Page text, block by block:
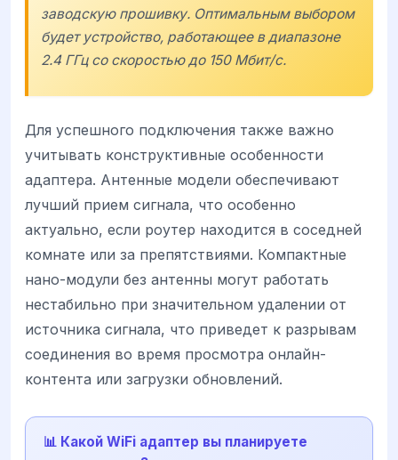
заводскую прошивку. Оптимальным выбором
будет устройство, работающее в диапазоне
2.4 ГГц со скоростью до 150 Мбит/с.
Для успешного подключения также важно
учитывать конструктивные особенности
адаптера. Антенные модели обеспечивают
лучший прием сигнала, что особенно
актуально, если роутер находится в соседней
комнате или за препятствиями. Компактные
нано-модули без антенны могут работать
нестабильно при значительном удалении от
источника сигнала, что приведет к разрывам
соединения во время просмотра онлайн-
контента или загрузки обновлений.
📊 Какой WiFi адаптер вы планируете